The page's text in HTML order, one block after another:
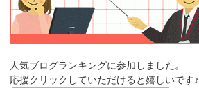
人気ブログランキングに参加しました。
応援クリックしていただけると嬉しいです♪